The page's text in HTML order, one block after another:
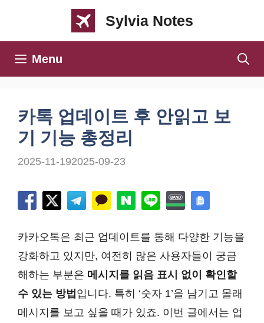
Sylvia Notes
Menu
카톡 업데이트 후 안읽고 보
기 기능 총정리
2025-11-192025-09-23
카카오톡은 최근 업데이트를 통해 다양한 기능을
강화하고 있지만, 여전히 많은 사용자들이 궁금
해하는 부분은 메시지를 읽음 표시 없이 확인할
수 있는 방법 입니다. 특히 ‘숫자 1’을 남기고 몰래
메시지를 보고 싶을 때가 있죠. 이번 글에서는 업